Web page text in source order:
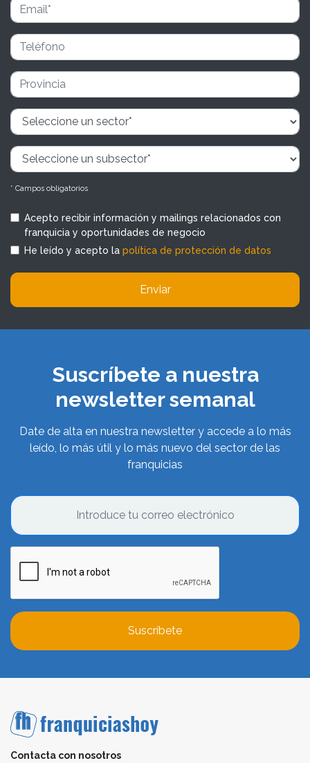
* Campos obligatorios
Acepto recibir información y mailings relacionados con
franquicia y oportunidades de negocio
He leído y acepto la política de protección de datos
Enviar
Suscríbete a nuestra
newsletter semanal
Date de alta en nuestra newsletter y accede a lo más
leído, lo más útil y lo más nuevo del sector de las
franquicias
Suscríbete
Contacta con nosotros